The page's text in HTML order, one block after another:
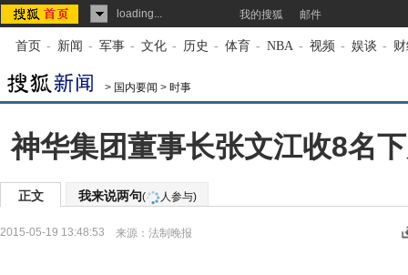
loading... 我的搜狐 邮件
首页 - 新闻 - 军事 - 文化 - 历史 - 体育 - NBA - 视频 - 娱谈 -
> 国内要闻 > 时事
神华集团董事长张文江收8名
正文 我来说两句( 人参与)
2015-05-19 13:48:53 来源： 法制晚报